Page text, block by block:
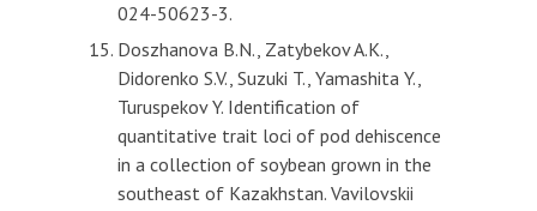
024-50623-3.
Doszhanova B.N., Zatybekov A.K.,
Didorenko S.V., Suzuki T., Yamashita Y.,
Turuspekov Y. Identification of
quantitative trait loci of pod dehiscence
in a collection of soybean grown in the
southeast of Kazakhstan. Vavilovskii